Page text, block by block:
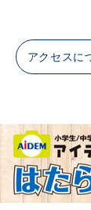
アクセスに